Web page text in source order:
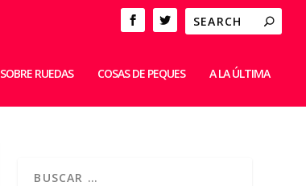
SOBRE RUEDAS COSAS DE PEQUES A LA ÚLTIMA